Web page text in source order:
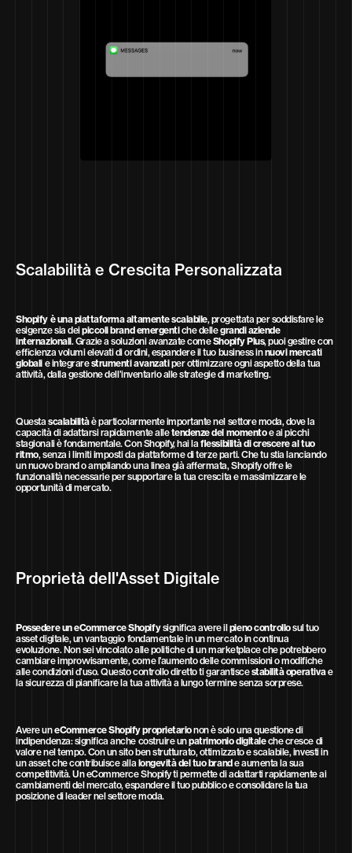
Scalabilità e Crescita Personalizzata
Shopify è una piattaforma altamente scalabile, progettata per soddisfare le
esigenze sia deipiccoli brand emergentiche dellegrandi aziende
internazionali. Grazie a soluzioni avanzate comeShopify Plus, puoi gestire con
efficienza volumi elevati di ordini, espandere il tuo business innuovi mercati
globali e integrarestrumenti avanzatiper ottimizzare ogni aspetto della tua
attività, dalla gestione dell’inventario alle strategie di marketing.
Questascalabilitàè particolarmente importante nel settore moda, dove la
capacità di adattarsi rapidamente alletendenze del momentoe ai picchi
stagionali è fondamentale. Con Shopify, hai la flessibilità di crescere al tuo
ritmo, senza i limiti imposti da piattaforme di terze parti. Che tu stia lanciando
un nuovo brand o ampliando una linea già affermata, Shopify offre le
funzionalità necessarie per supportare la tua crescita e massimizzare le
opportunità di mercato.
Proprietà dell'Asset Digitale
Possedere un eCommerce Shopifysignifica avere ilpieno controllosul tuo
asset digitale, un vantaggio fondamentale in un mercato in continua
evoluzione. Non sei vincolato alle politiche di un marketplace che potrebbero
cambiare improvvisamente, come l’aumento delle commissioni o modifiche
alle condizioni d’uso. Questo controllo diretto ti garantiscestabilità operativae
la sicurezza di pianificare la tua attività a lungo termine senza sorprese.
Avere uneCommerce Shopify proprietarionon è solo una questione di
indipendenza: significa anche costruire unpatrimonio digitaleche cresce di
valore nel tempo. Con un sito ben strutturato, ottimizzato e scalabile, investi in
un asset che contribuisce allalongevità del tuo brande aumenta la sua
competitività. Un eCommerce Shopify ti permette di adattarti rapidamente ai
cambiamenti del mercato, espandere il tuo pubblico e consolidare la tua
posizione di leader nel settore moda.